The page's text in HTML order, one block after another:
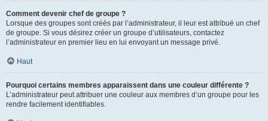
Comment devenir chef de groupe ?
Lorsque des groupes sont créés par l’administrateur, il leur est attribué un chef
de groupe. Si vous désirez créer un groupe d’utilisateurs, contactez
l’administrateur en premier lieu en lui envoyant un message privé.
Haut
Pourquoi certains membres apparaissent dans une couleur différente ?
L’administrateur peut attribuer une couleur aux membres d’un groupe pour les
rendre facilement identifiables.